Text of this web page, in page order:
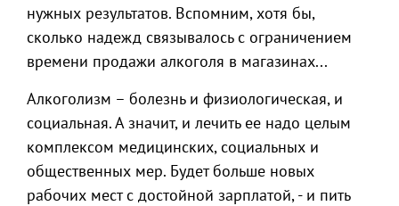
нужных результатов. Вспомним, хотя бы,
сколько надежд связывалось с ограничением
времени продажи алкоголя в магазинах...
Алкоголизм – болезнь и физиологическая, и
социальная. А значит, и лечить ее надо целым
комплексом медицинских, социальных и
общественных мер. Будет больше новых
рабочих мест с достойной зарплатой, - и пить